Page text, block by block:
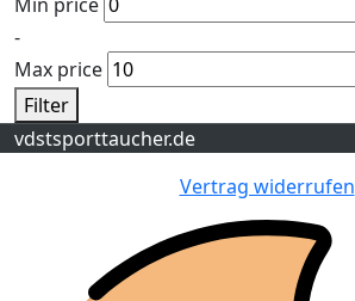
-
Max price
Filter
vdstsporttaucher.de
Vertrag widerrufen